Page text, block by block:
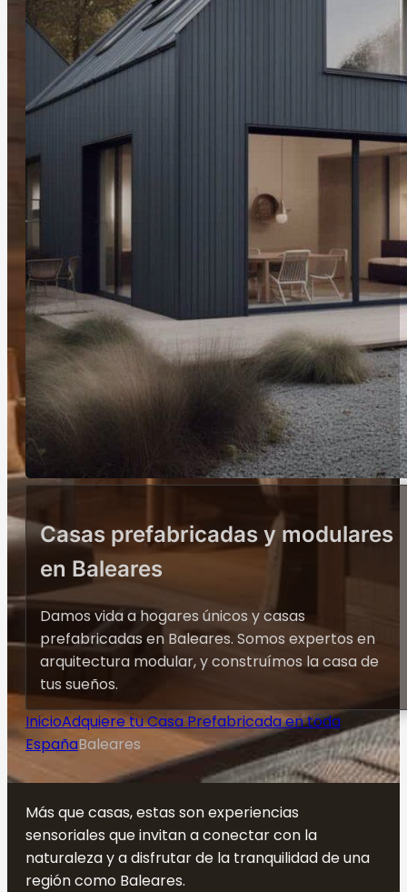
Casas prefabricadas y modulares
en Baleares
Damos vida a hogares únicos y casas
prefabricadas en Baleares. Somos expertos en
arquitectura modular, y construímos la casa de
tus sueños.
InicioAdquiere tu Casa Prefabricada en toda
EspañaBaleares
Más que casas, estas son experiencias
sensoriales que invitan a conectar con la
naturaleza y a disfrutar de la tranquilidad de una
región como Baleares.